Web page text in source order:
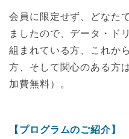
会員に限定せず、どなた
ましたので、データ・ド
組まれている方、これか
方、そして関心のある方
加費無料）。
【プログラムのご紹介】